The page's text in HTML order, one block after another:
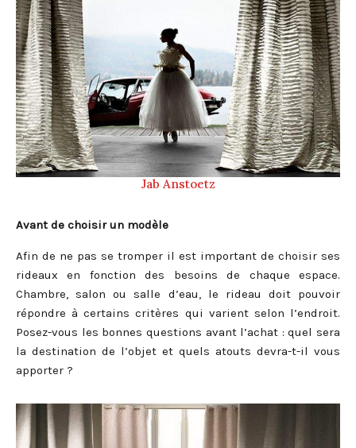
Jab Anstoetz
Avant de choisir un modèle
Afin de ne pas se tromper il est important de choisir ses
rideaux en fonction des besoins de chaque espace.
Chambre, salon ou salle d’eau, le rideau doit pouvoir
répondre à certains critères qui varient selon l’endroit.
Posez-vous les bonnes questions avant l’achat : quel sera
la destination de l’objet et quels atouts devra-t-il vous
apporter ?